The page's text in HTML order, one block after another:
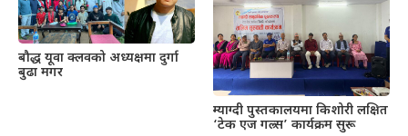
बौद्ध यूवा क्लवको अध्यक्षमा दुर्गा
बुढा मगर
म्याग्दी पुस्तकालयमा किशोरी लक्षित
‘टेक एज गल्र्स’ कार्यक्रम सुरू